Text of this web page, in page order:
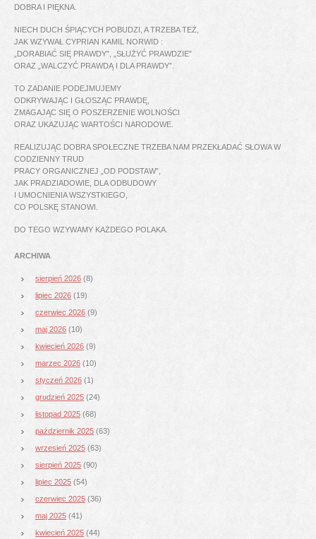
DOBRA I PIĘKNA.
NIECH DUCH ŚPIĄCYCH POBUDZI, A TRZEBA TEŻ,
JAK WZYWAŁ CYPRIAN KAMIL NORWID :
„DORABIAĆ SIĘ PRAWDY”, „SŁUŻYĆ PRAWDZIE”
ORAZ „WALCZYĆ PRAWDĄ I DLA PRAWDY”.
TO ZADANIE PODEJMUJEMY
ODKRYWAJĄC I GŁOSZĄC PRAWDĘ,
ZMAGAJĄC SIĘ O POSZERZENIE WOLNOŚCI
ORAZ UKAZUJĄC WARTOŚCI NARODOWE.
REALIZUJĄC DOBRA SPOŁECZNE TRZEBA NAM PRZEKŁADAĆ SŁOWA W
CODZIENNY TRUD
PRACY ORGANICZNEJ „OD PODSTAW”,
JAK PRADZIADOWIE, DLA ODBUDOWY
I UMOCNIENIA WSZYSTKIEGO,
CO POLSKĘ STANOWI.
DO TEGO WZYWAMY KAŻDEGO POLAKA.
ARCHIWA
sierpień 2026 (8)
lipiec 2026 (19)
czerwiec 2026 (9)
maj 2026 (10)
kwiecień 2026 (9)
marzec 2026 (10)
styczeń 2026 (1)
grudzień 2025 (24)
listopad 2025 (68)
październik 2025 (63)
wrzesień 2025 (63)
sierpień 2025 (90)
lipiec 2025 (54)
czerwiec 2025 (36)
maj 2025 (41)
kwiecień 2025 (44)